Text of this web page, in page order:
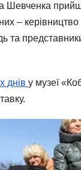
Шевченка
– керівництво
та
днів у музеї